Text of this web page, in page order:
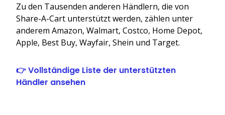
Zu den Tausenden anderen Händlern, die von
Share-A-Cart unterstützt werden, zählen unter
anderem Amazon, Walmart, Costco, Home Depot,
Apple, Best Buy, Wayfair, Shein und Target.
👉 Vollständige Liste der unterstützten
Händler ansehen